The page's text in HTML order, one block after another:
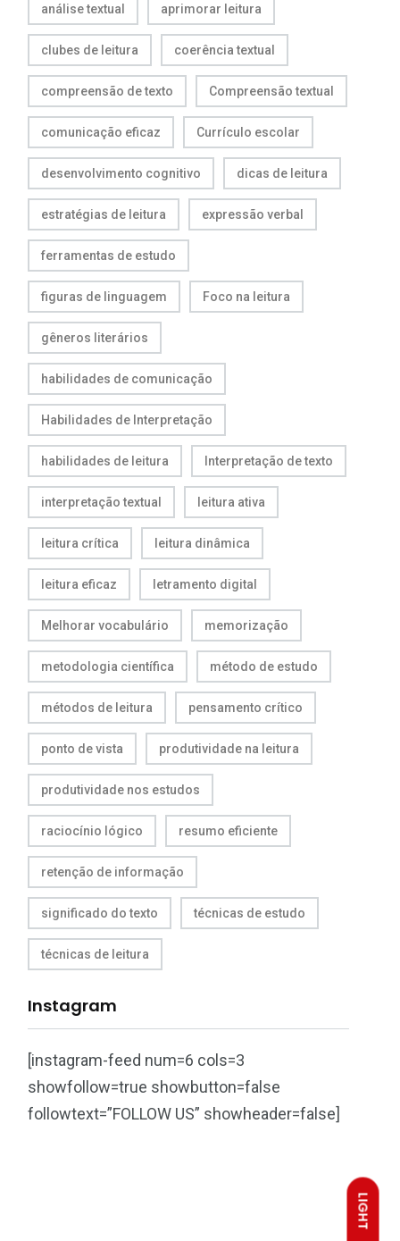
LIGHT
análise textual aprimorar leitura
clubes de leitura coerência textual
compreensão de texto Compreensão textual
comunicação eficaz Currículo escolar
desenvolvimento cognitivo dicas de leitura
estratégias de leitura expressão verbal
ferramentas de estudo
figuras de linguagem Foco na leitura
gêneros literários
habilidades de comunicação
Habilidades de Interpretação
habilidades de leitura Interpretação de texto
interpretação textual leitura ativa
leitura crítica leitura dinâmica
leitura eficaz letramento digital
Melhorar vocabulário memorização
metodologia científica método de estudo
métodos de leitura pensamento crítico
ponto de vista produtividade na leitura
produtividade nos estudos
raciocínio lógico resumo eficiente
retenção de informação
significado do texto técnicas de estudo
técnicas de leitura
Instagram
[instagram-feed num=6 cols=3
showfollow=true showbutton=false
followtext=”FOLLOW US” showheader=false]